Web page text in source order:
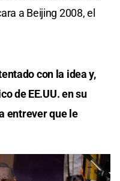
a Beijing 2008, el
con la idea y,
de EE.UU. en su
entrever que le